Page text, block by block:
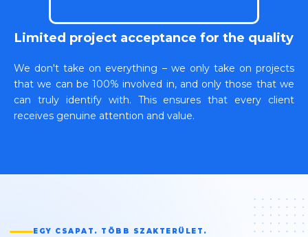
Limited project acceptance for the quality
We don't take on everything – we only take on projects
that we can be 100% involved in, and only those that we
can truly identify with. This ensures that every client
receives genuine attention and value.
EGY CSAPAT. TÖBB SZAKTERÜLET.